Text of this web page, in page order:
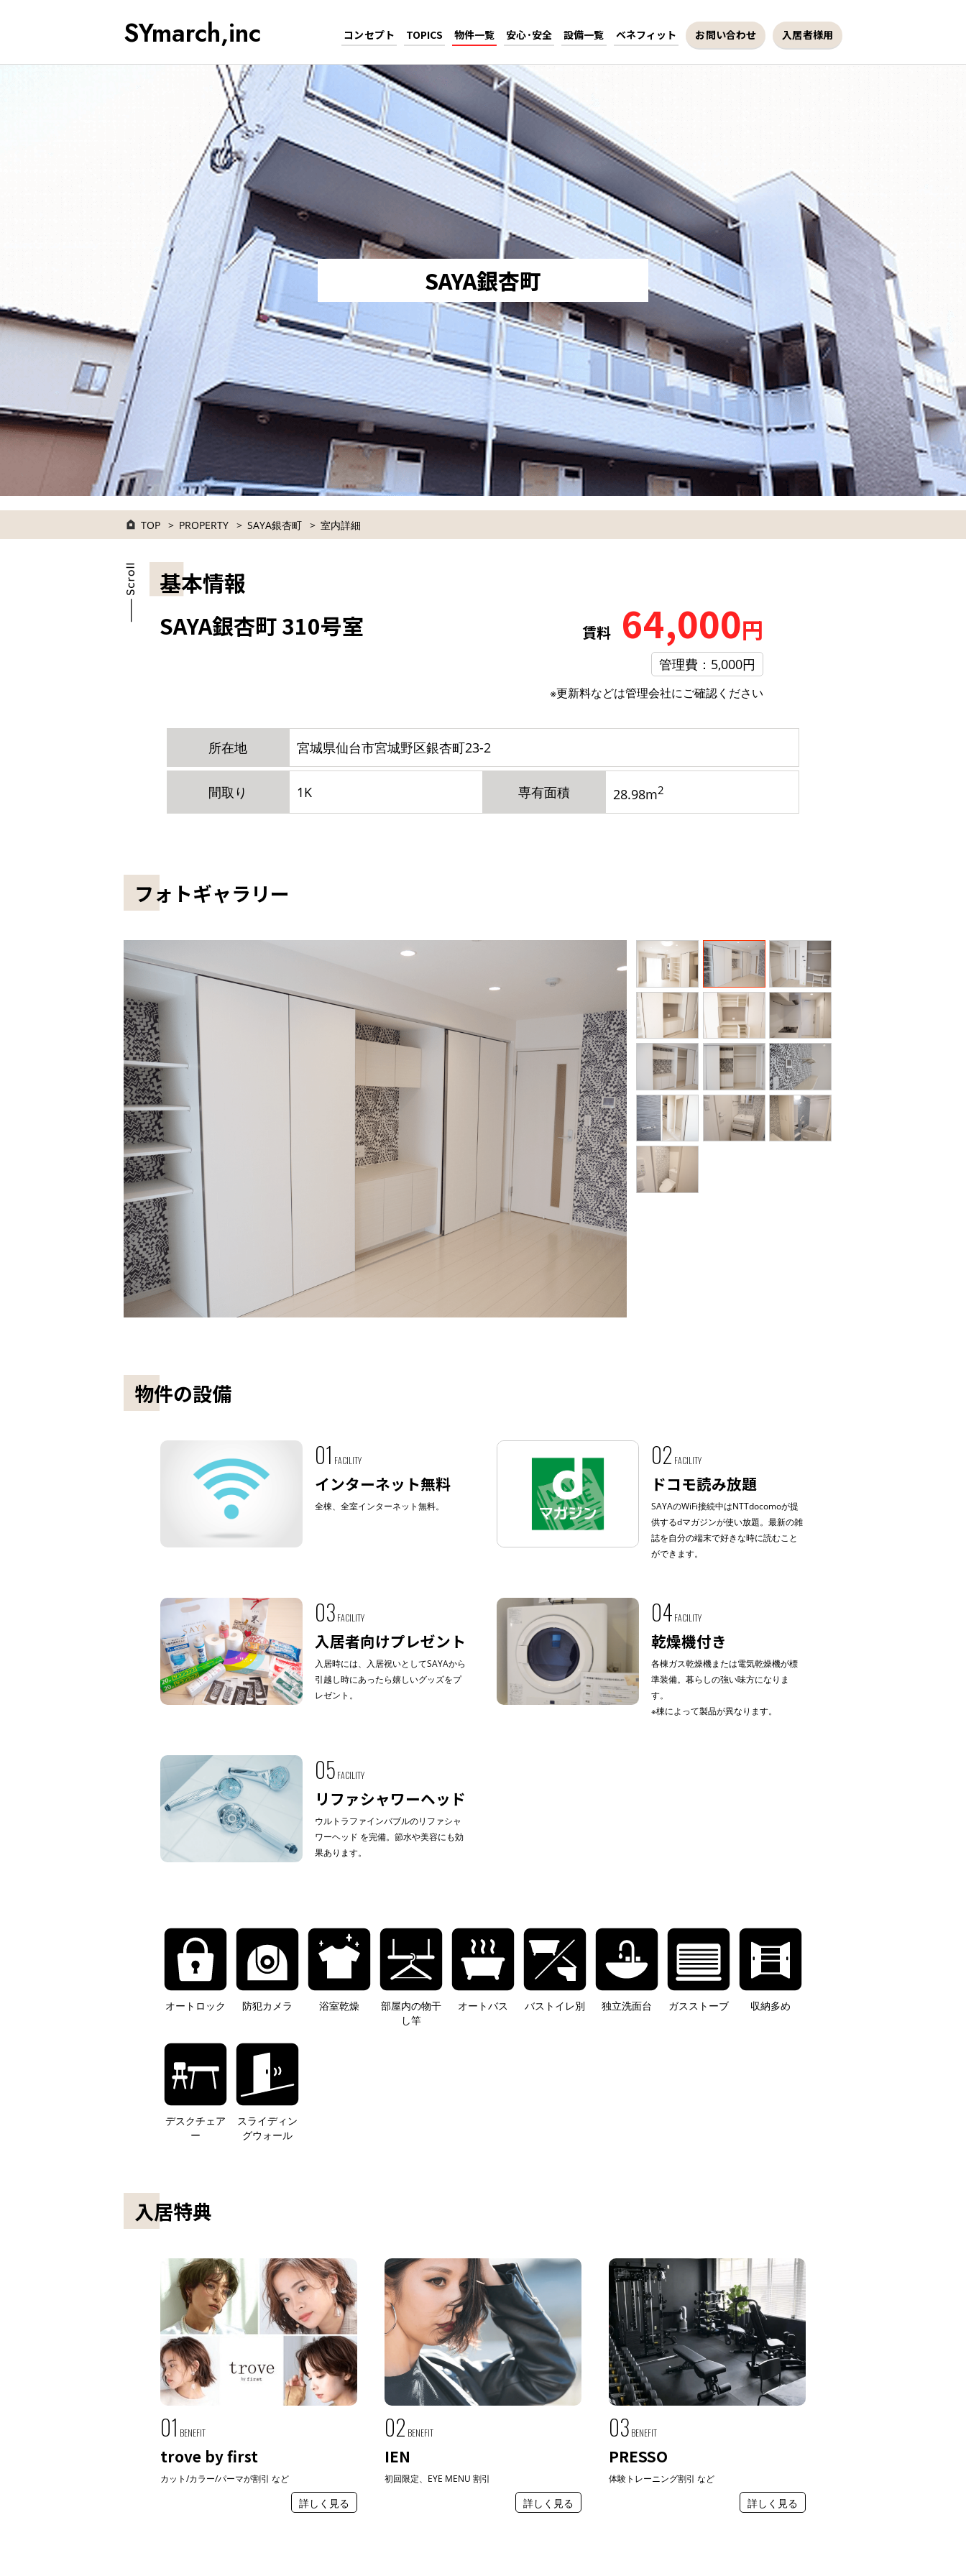
SYmarch,inc コンセプト TOPICS 物件一覧 安心･安全 設備一覧 ベネフィット お問い合わせ 入居者様用
SAYA銀杏町
TOP PROPERTY SAYA銀杏町 室内詳細
基本情報
SAYA銀杏町 310号室
賃料 64,000円
管理費：5,000円
※更新料などは管理会社にご確認ください
所在地 宮城県仙台市宮城野区銀杏町23-2
間取り 1K 専有面積 28.98m2
フォトギャラリー
物件の設備
01 FACILITY
インターネット無料
全棟、全室インターネット無料。
02 FACILITY
ドコモ読み放題
SAYAのWiFi接続中はNTTdocomoが提
供するdマガジンが使い放題。最新の雑
誌を自分の端末で好きな時に読むこと
ができます。
03 FACILITY
入居者向けプレゼント
入居時には、入居祝いとしてSAYAから
引越し時にあったら嬉しいグッズをプ
レゼント。
04 FACILITY
乾燥機付き
各棟ガス乾燥機または電気乾燥機が標
準装備。暮らしの強い味方になりま
す。
※棟によって製品が異なります。
05 FACILITY
リファシャワーヘッド
ウルトラファインバブルのリファシャ
ワーヘッド を完備。節水や美容にも効
果あります。
オートロック 防犯カメラ 浴室乾燥
部屋内の物干
し竿
オートバス バストイレ別 独立洗面台 ガスストーブ 収納多め
デスクチェア
ー
スライディン
グウォール
入居特典
01 BENEFIT
trove by first
カット/カラー/パーマが割引 など
詳しく見る
02 BENEFIT
IEN
初回限定、EYE MENU 割引
詳しく見る
03 BENEFIT
PRESSO
体験トレーニング割引 など
詳しく見る